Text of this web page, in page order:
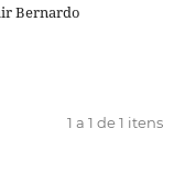
Bernardo
1 a 1 de 1 itens